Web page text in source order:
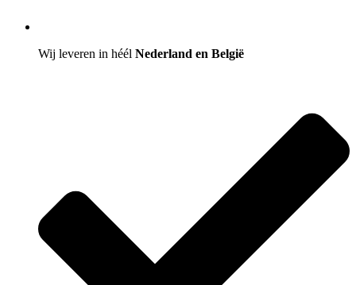
Wij leveren in héél Nederland en België